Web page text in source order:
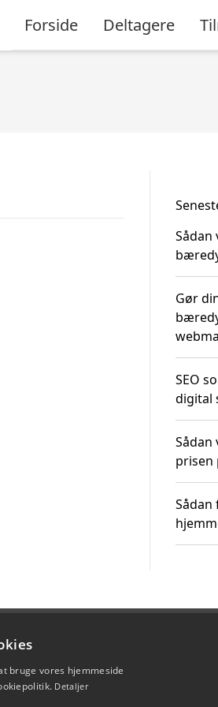
Forside Deltagere
Sådan
Gør
SEO
digital
prisen
bruge vores hjemmeside
Detaljer